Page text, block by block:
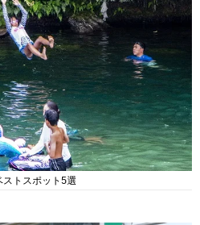
トスポット5選